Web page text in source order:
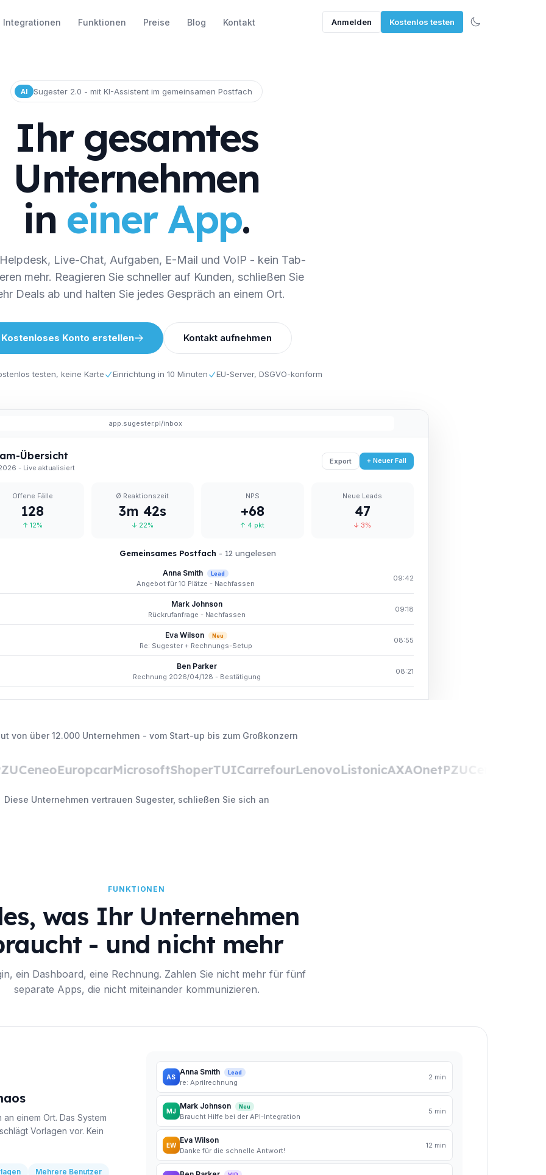
Integrationen Funktionen Preise Blog Kontakt Anmelden Kostenlos testen
AI Sugester 2.0 - mit KI-Assistent im gemeinsamen Postfach
Ihr gesamtes
Unternehmen
in einer App.
Live-Chat, Aufgaben, E-Mail und VoIP - kein Tab-
mehr. Reagieren Sie schneller auf Kunden, schließen Sie
Deals ab und halten Sie jedes Gespräch an einem Ort.
Kostenloses Konto erstellen Kontakt aufnehmen
testen, keine Karte Einrichtung in 10 Minuten EU-Server, DSGVO-konform
app.sugester.pl/inbox
Übersicht
- Live aktualisiert
Export + Neuer Fall
Offene Fälle
128
↑ 12%
Ø Reaktionszeit
3m 42s
↓ 22%
NPS
+68
↑ 4 pkt
Neue Leads
47
↓ 3%
Gemeinsames Postfach - 12 ungelesen
Anna Smith Lead
Angebot für 10 Plätze - Nachfassen
09:42
Mark Johnson
Rückrufanfrage - Nachfassen
09:18
Eva Wilson Neu
Re: Sugester + Rechnungs-Setup
08:55
Ben Parker
Rechnung 2026/04/128 - Bestätigung
08:21
von über 12.000 Unternehmen - vom Start-up bis zum Großkonzern
CeneoEuropcarMicrosoftShoperTUICarrefourLenovoListonicAXAOnetPZUCeneo
Diese Unternehmen vertrauen Sugester, schließen Sie sich an
FUNKTIONEN
was Ihr Unternehmen
- und nicht mehr
ein Dashboard, eine Rechnung. Zahlen Sie nicht mehr für fünf
separate Apps, die nicht miteinander kommunizieren.
einem Ort. Das System
Vorlagen vor. Kein
Mehrere Benutzer
AS
Anna Smith Lead
re: Aprilrechnung
2 min
MJ
Mark Johnson Neu
Braucht Hilfe bei der API-Integration
5 min
EW
Eva Wilson
Danke für die schnelle Antwort!
12 min